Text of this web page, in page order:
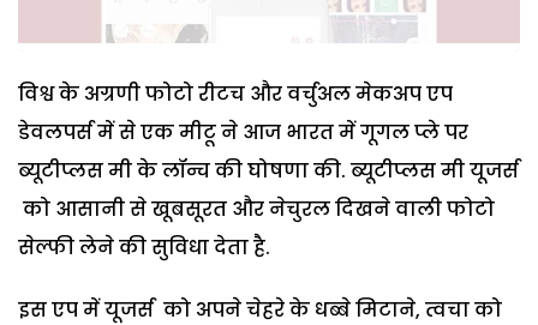
विश्व के अग्रणी फोटो रीटच और वर्चुअल मेकअप एप
डेवलपर्स में से एक मीटू ने आज भारत में गूगल प्ले पर
ब्यूटीप्लस मी के लॉन्च की घोषणा की. ब्यूटीप्लस मी यूजर्स
को आसानी से खूबसूरत और नेचुरल दिखने वाली फोटो
सेल्फी लेने की सुविधा देता है.
इस एप में यूजर्स को अपने चेहरे के धब्बे मिटाने, त्वचा को